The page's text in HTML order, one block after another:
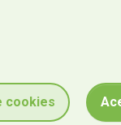
cookies